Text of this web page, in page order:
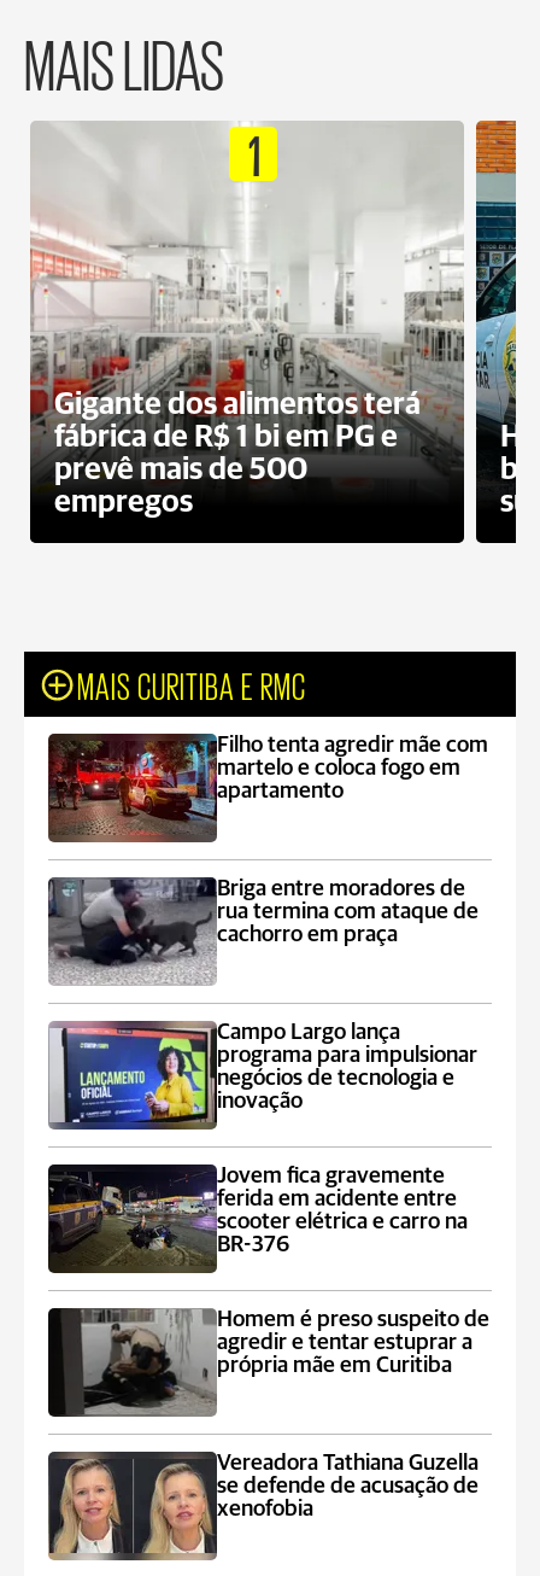
MAIS LIDAS
1
Gigante dos alimentos terá
fábrica de R$ 1 bi em PG e
prevê mais de 500
empregos
MAIS CURITIBA E RMC
Filho tenta agredir mãe com
martelo e coloca fogo em
apartamento
Briga entre moradores de
rua termina com ataque de
cachorro em praça
Campo Largo lança
programa para impulsionar
negócios de tecnologia e
inovação
Jovem fica gravemente
ferida em acidente entre
scooter elétrica e carro na
BR-376
Homem é preso suspeito de
agredir e tentar estuprar a
própria mãe em Curitiba
Vereadora Tathiana Guzella
se defende de acusação de
xenofobia